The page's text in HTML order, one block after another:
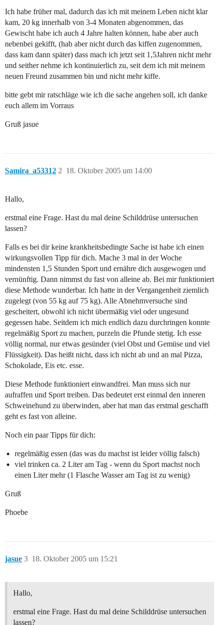
Ich habe früher mal, dadurch das ich mit meinem Leben nicht klar
kam, 20 kg innerhalb von 3-4 Monaten abgenommen, das
Gewischt habe ich auch 4 Jahre halten können, habe aber auch
nebenbei gekifft, (hab aber nicht durch das kiffen zugenommen,
dass kam dann später) dass mach ich jetzt seit 1,5Jahren nicht mehr
und seither nehme ich kontinuierlich zu, seit dem ich mit meinem
neuen Freund zusammen bin und nicht mehr kiffe.
bitte gebt mir ratschläge wie ich die sache angehen soll, ich danke
euch allem im Vorraus
Gruß jasue
Samira_a53312 18. Oktober 2005 um 14:00
2
Hallo,
erstmal eine Frage. Hast du mal deine Schilddrüse untersuchen
lassen?
Falls es bei dir keine krankheitsbedingte Sache ist habe ich einen
wirkungsvollen Tipp für dich. Mache 3 mal in der Woche
mindensten 1,5 Stunden Sport und ernähre dich ausgewogen und
vernünftig. Dann nimmst du fast von alleine ab. Bei mir funktioniert
diese Methode wunderbar. Ich hatte in der Vergangenheit ziemlich
zugelegt (von 55 kg auf 75 kg). Alle Abnehmversuche sind
gescheitert, obwohl ich nicht übermäßig viel oder ungesund
gegessen habe. Seitdem ich mich endlich dazu durchringen konnte
regelmäßig Sport zu machen, purzeln die Pfunde stetig. Ich esse
völlig normal, nur etwas gesünder (viel Obst und Gemüse und viel
Flüssigkeit). Das heißt nicht, dass ich nicht ab und an mal Pizza,
Schokolade, Eis etc. esse.
Diese Methode funktioniert einwandfrei. Man muss sich nur
aufraffen und Sport treiben. Das bedeutet erst einmal den inneren
Schweinehund zu überwinden, aber hat man das erstmal geschafft
geht es fast von alleine.
Noch ein paar Tipps für dich:
regelmäßig essen (das was du machst ist leider völlig falsch)
viel trinken ca. 2 Liter am Tag - wenn du Sport machst noch
einen Liter mehr (1 Flasche Wasser am Tag ist zu wenig)
Gruß
Phoebe
jasue 18. Oktober 2005 um 15:21
3
Hallo,
erstmal eine Frage. Hast du mal deine Schilddrüse untersuchen
lassen?